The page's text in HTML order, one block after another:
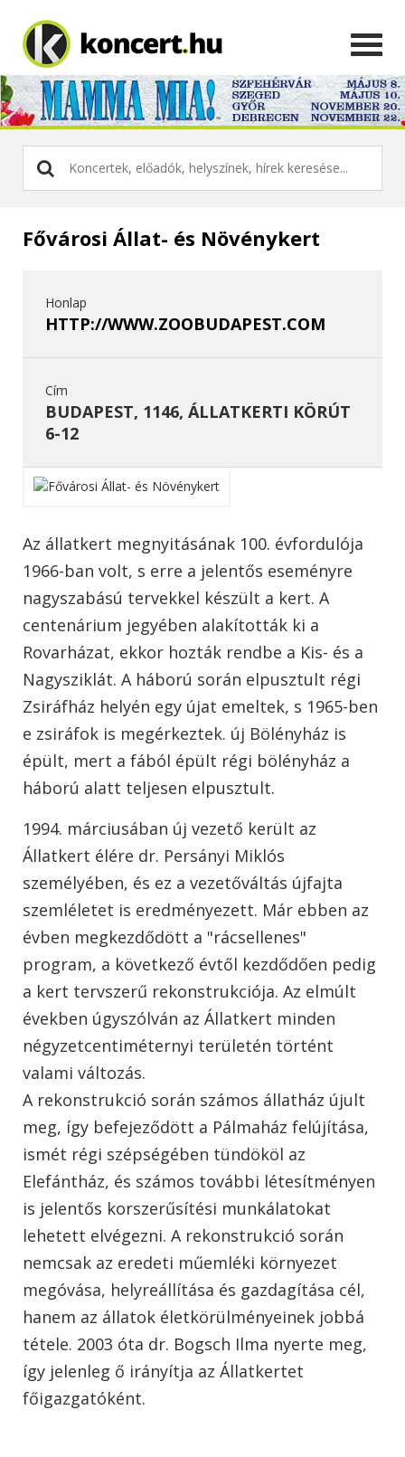
Fővárosi Állat- és Növénykert
Honlap
HTTP://WWW.ZOOBUDAPEST.COM
Cím
BUDAPEST, 1146, ÁLLATKERTI KÖRÚT
6-12
Az állatkert megnyitásának 100. évfordulója
1966-ban volt, s erre a jelentős eseményre
nagyszabású tervekkel készült a kert. A
centenárium jegyében alakították ki a
Rovarházat, ekkor hozták rendbe a Kis- és a
Nagysziklát. A háború során elpusztult régi
Zsiráfház helyén egy újat emeltek, s 1965-ben
e zsiráfok is megérkeztek. új Bölényház is
épült, mert a fából épült régi bölényház a
háború alatt teljesen elpusztult.
1994. márciusában új vezető került az
Állatkert élére dr. Persányi Miklós
személyében, és ez a vezetőváltás újfajta
szemléletet is eredményezett. Már ebben az
évben megkezdődött a "rácsellenes"
program, a következő évtől kezdődően pedig
a kert tervszerű rekonstrukciója. Az elmúlt
években úgyszólván az Állatkert minden
négyzetcentiméternyi területén történt
valami változás.
A rekonstrukció során számos állatház újult
meg, így befejeződött a Pálmaház felújítása,
ismét régi szépségében tündököl az
Elefántház, és számos további létesítményen
is jelentős korszerűsítési munkálatokat
lehetett elvégezni. A rekonstrukció során
nemcsak az eredeti műemléki környezet
megóvása, helyreállítása és gazdagítása cél,
hanem az állatok életkörülményeinek jobbá
tétele. 2003 óta dr. Bogsch Ilma nyerte meg,
így jelenleg ő irányítja az Állatkertet
főigazgatóként.